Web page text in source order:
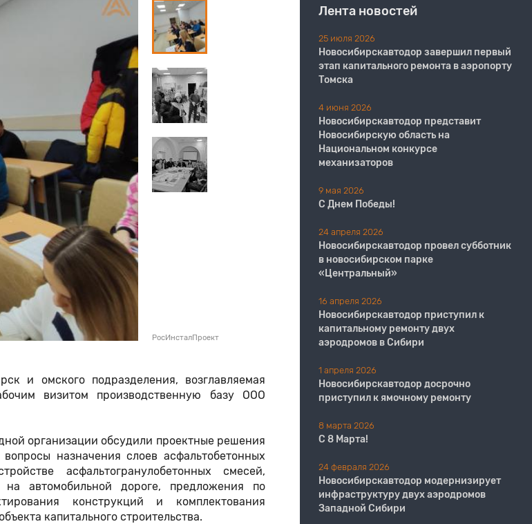
РосИнсталПроект
и омского подразделения, возглавляемая
визитом производственную базу ООО
организации обсудили проектные решения
назначения слоев асфальтобетонных
асфальтогранулобетонных смесей,
автомобильной дороге, предложения по
конструкций и комплектования
капитального строительства.
Лента новостей
25 июля 2026
Новосибирскавтодор завершил первый
этап капитального ремонта в аэропорту
Томска
4 июня 2026
Новосибирскавтодор представит
Новосибирскую область на
Национальном конкурсе
механизаторов
9 мая 2026
С Днем Победы!
24 апреля 2026
Новосибирскавтодор провел субботник
в новосибирском парке
«Центральный»
16 апреля 2026
Новосибирскавтодор приступил к
капитальному ремонту двух
аэродромов в Сибири
1 апреля 2026
Новосибирскавтодор досрочно
приступил к ямочному ремонту
8 марта 2026
С 8 Марта!
24 февраля 2026
Новосибирскавтодор модернизирует
инфраструктуру двух аэродромов
Западной Сибири